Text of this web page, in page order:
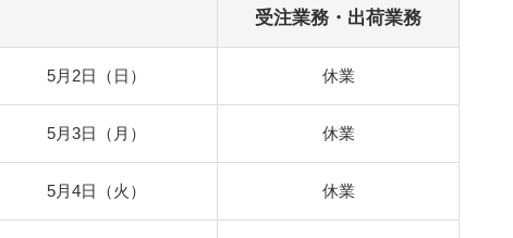
受注業務・出荷業務
5月2日（日） 休業
5月3日（月） 休業
5月4日（火） 休業